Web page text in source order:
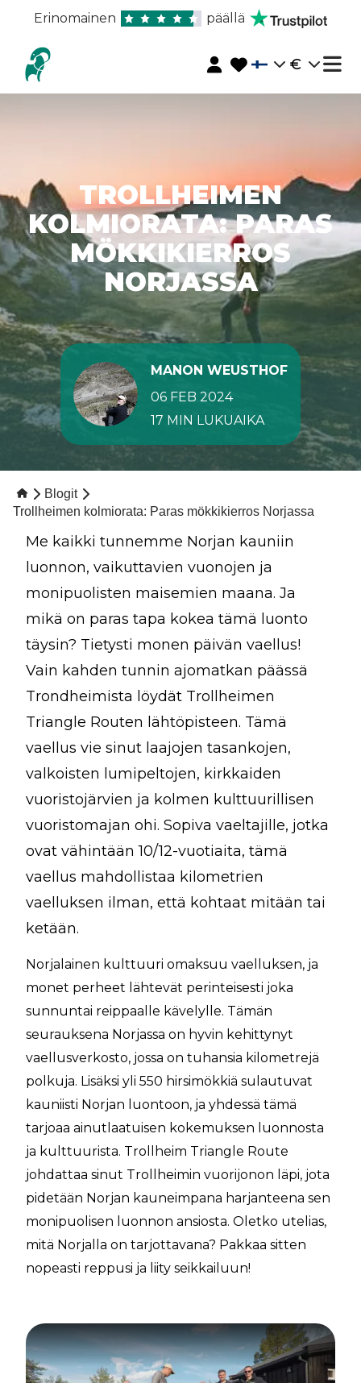
Erinomainen päällä
€
TROLLHEIMEN
KOLMIORATA: PARAS
MÖKKIKIERROS
NORJASSA
MANON WEUSTHOF
06 FEB 2024
17 MIN LUKUAIKA
Blogit
Trollheimen kolmiorata: Paras mökkikierros Norjassa
Me kaikki tunnemme Norjan kauniin
luonnon, vaikuttavien vuonojen ja
monipuolisten maisemien maana. Ja
mikä on paras tapa kokea tämä luonto
täysin? Tietysti monen päivän vaellus!
Vain kahden tunnin ajomatkan päässä
Trondheimista löydät Trollheimen
Triangle Routen lähtöpisteen. Tämä
vaellus vie sinut laajojen tasankojen,
valkoisten lumipeltojen, kirkkaiden
vuoristojärvien ja kolmen kulttuurillisen
vuoristomajan ohi. Sopiva vaeltajille, jotka
ovat vähintään 10/12-vuotiaita, tämä
vaellus mahdollistaa kilometrien
vaelluksen ilman, että kohtaat mitään tai
ketään.
Norjalainen kulttuuri omaksuu vaelluksen, ja
monet perheet lähtevät perinteisesti joka
sunnuntai reippaalle kävelylle. Tämän
seurauksena Norjassa on hyvin kehittynyt
vaellusverkosto, jossa on tuhansia kilometrejä
polkuja. Lisäksi yli 550 hirsimökkiä sulautuvat
kauniisti Norjan luontoon, ja yhdessä tämä
tarjoaa ainutlaatuisen kokemuksen luonnosta
ja kulttuurista. Trollheim Triangle Route
johdattaa sinut Trollheimin vuorijonon läpi, jota
pidetään Norjan kauneimpana harjanteena sen
monipuolisen luonnon ansiosta. Oletko utelias,
mitä Norjalla on tarjottavana? Pakkaa sitten
nopeasti reppusi ja liity seikkailuun!